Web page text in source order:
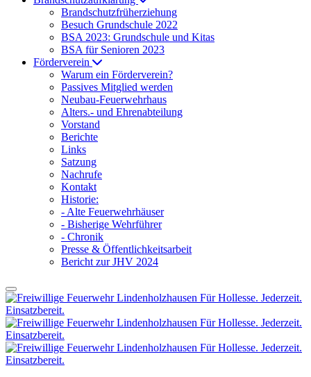
Brandschutzfrüherziehung
Besuch Grundschule 2022
BSA 2023: Grundschule und Kitas
BSA für Senioren 2023
Förderverein
Warum ein Förderverein?
Passives Mitglied werden
Neubau-Feuerwehrhaus
Alters.- und Ehrenabteilung
Vorstand
Berichte
Links
Satzung
Nachrufe
Kontakt
Historie:
- Alte Feuerwehrhäuser
- Bisherige Wehrführer
- Chronik
Presse & Öffentlichkeitsarbeit
Bericht zur JHV 2024